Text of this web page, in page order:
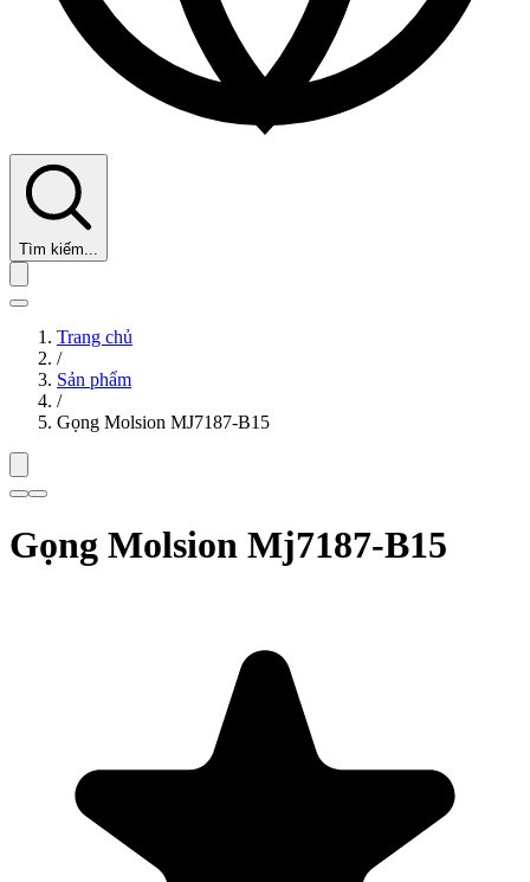
Tìm kiếm...
Trang chủ
/
Sản phẩm
/
Gọng Molsion MJ7187-B15
Gọng Molsion Mj7187-B15